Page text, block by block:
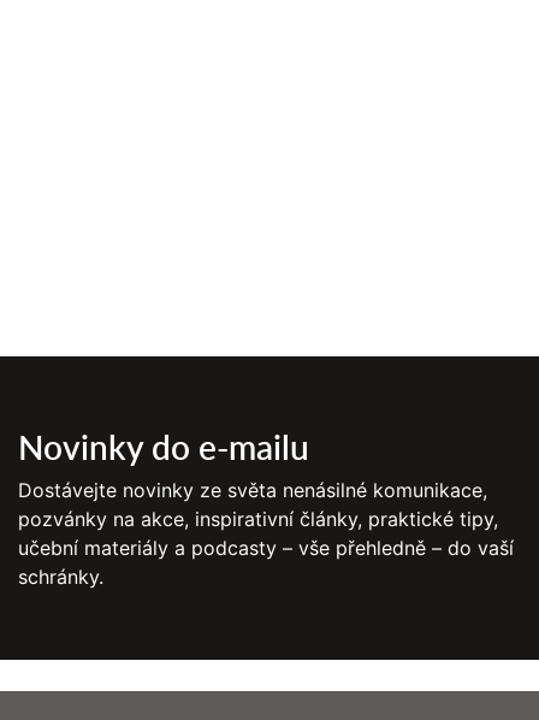
Novinky do e-mailu
Dostávejte novinky ze světa nenásilné komunikace,
pozvánky na akce, inspirativní články, praktické tipy,
učební materiály a podcasty – vše přehledně – do vaší
schránky.